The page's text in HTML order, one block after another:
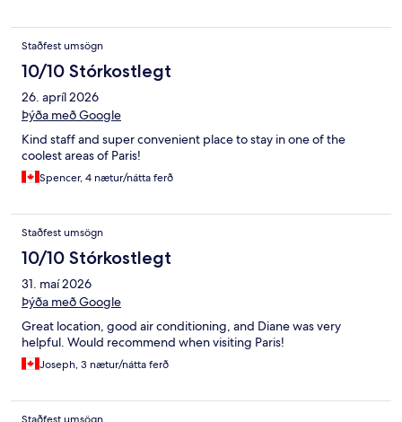
Staðfest umsögn
10/10 Stórkostlegt
26. apríl 2026
Þýða með Google
Kind staff and super convenient place to stay in one of the
coolest areas of Paris!
Spencer, 4 nætur/nátta ferð
Staðfest umsögn
10/10 Stórkostlegt
31. maí 2026
Þýða með Google
Great location, good air conditioning, and Diane was very
helpful. Would recommend when visiting Paris!
Joseph, 3 nætur/nátta ferð